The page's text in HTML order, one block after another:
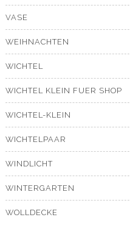
VASE
WEIHNACHTEN
WICHTEL
WICHTEL KLEIN FUER SHOP
WICHTEL-KLEIN
WICHTELPAAR
WINDLICHT
WINTERGARTEN
WOLLDECKE